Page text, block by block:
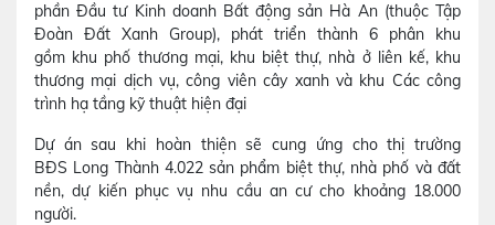
phần Đầu tư Kinh doanh Bất động sản Hà An (thuộc Tập
Đoàn Đất Xanh Group), phát triển thành 6 phân khu
gồm khu phố thương mại, khu biệt thự, nhà ở liên kế, khu
thương mại dịch vụ, công viên cây xanh và khu Các công
trình hạ tầng kỹ thuật hiện đại
Dự án sau khi hoàn thiện sẽ cung ứng cho thị trường
BĐS Long Thành 4.022 sản phẩm biệt thự, nhà phố và đất
nền, dự kiến phục vụ nhu cầu an cư cho khoảng 18.000
người.